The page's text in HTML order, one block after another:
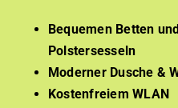
Bequemen Betten
Polstersesseln
Moderner Dusche &
Kostenfreiem WLAN